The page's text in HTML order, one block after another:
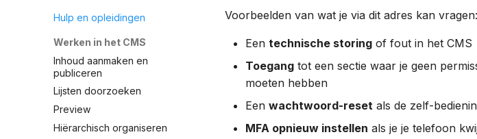
Hulp en opleidingen
Werken in het CMS
Inhoud aanmaken en
publiceren
Lijsten doorzoeken
Preview
Hiërarchisch organiseren
Voorbeelden van wat je via dit adres kan vragen:
Een technische storing of fout in het CMS
Toegang tot een sectie waar je geen
moeten hebben
Een wachtwoord-reset als de zelf-
MFA opnieuw instellen als je je telefoon